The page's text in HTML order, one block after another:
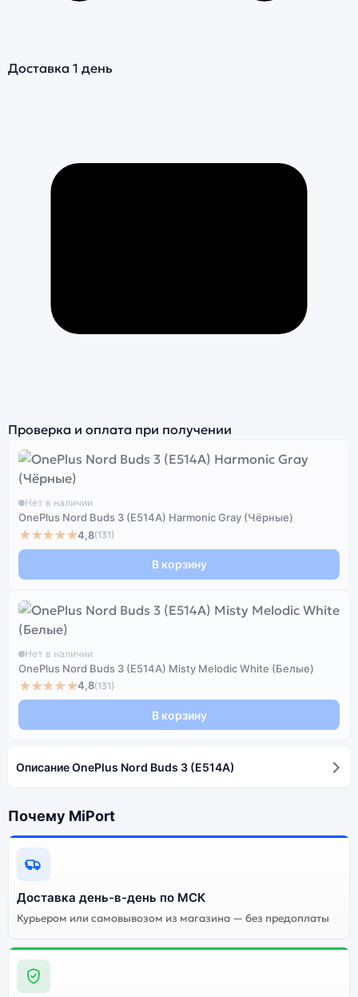
Доставка 1 день
Проверка и оплата при получении
Нет в наличии
OnePlus Nord Buds 3 (E514A) Harmonic Gray (Чёрные)
★★★★★4,8(131)
В корзину
Нет в наличии
OnePlus Nord Buds 3 (E514A) Misty Melodic White (Белые)
★★★★★4,8(131)
В корзину
Описание OnePlus Nord Buds 3 (E514A)
Почему MiPort
Доставка день-в-день по МСК
Курьером или самовывозом из магазина — без предоплаты